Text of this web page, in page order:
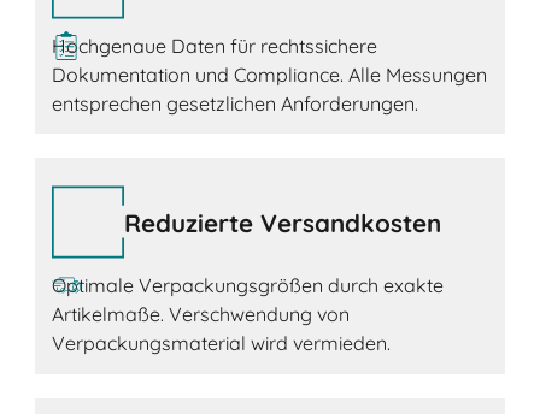
Hochgenaue Daten für rechtssichere
Dokumentation und Compliance. Alle Messungen
entsprechen gesetzlichen Anforderungen.
Reduzierte Versandkosten
Optimale Verpackungsgrößen durch exakte
Artikelmaße. Verschwendung von
Verpackungsmaterial wird vermieden.